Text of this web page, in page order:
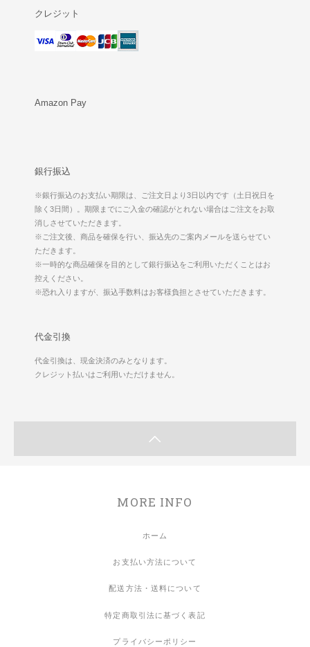
クレジット
Amazon Pay
銀行振込
※銀行振込のお支払い期限は、ご注文日より3日以内です（土日祝日を
除く3日間）。期限までにご入金の確認がとれない場合はご注文をお取
消しさせていただきます。
※ご注文後、商品を確保を行い、振込先のご案内メールを送らせてい
ただきます。
※一時的な商品確保を目的として銀行振込をご利用いただくことはお
控えください。
※恐れ入りますが、振込手数料はお客様負担とさせていただきます。
代金引換
代金引換は、現金決済のみとなります。
クレジット払いはご利用いただけません。
MORE INFO
ホーム
お支払い方法について
配送方法・送料について
特定商取引法に基づく表記
プライバシーポリシー